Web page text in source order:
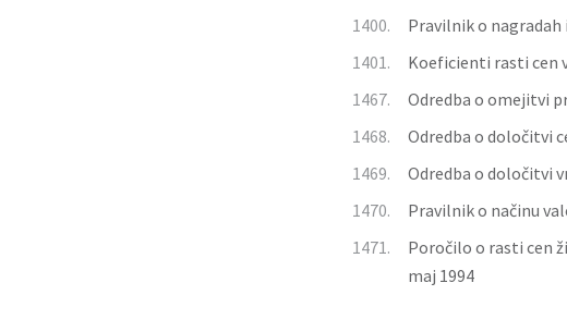
1400.
Pravilnik o
1401.
Koeficienti rasti cen
1467.
Odredba o omejitvi
1468.
Odredba o določitvi
1469.
Odredba o določitvi
1470.
Pravilnik o načinu
1471.
Poročilo o rasti cen
maj 1994